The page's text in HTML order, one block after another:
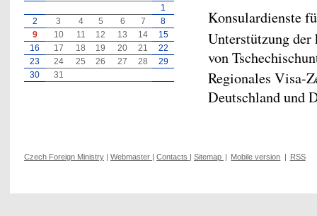
Konsulardienste
Unterstützung
von
Regionales Visa-
Deutschland und
1
2
3 4 5 6 7
8
9
10 11 12 13 14
15
16
17 18 19 20 21
22
23
24 25 26 27 28
29
30
31
Czech Foreign Ministry | Webmaster | Contacts | Sitemap | Mobile version | RSS